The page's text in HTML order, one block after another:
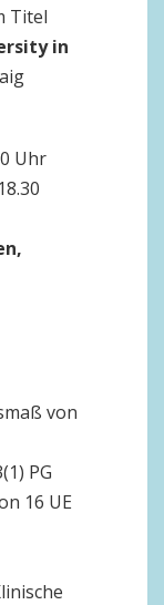
Titel
in
Uhr
von
PG
16 UE